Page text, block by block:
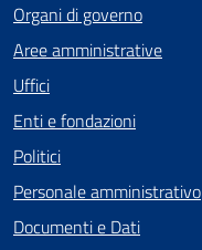
Organi di governo
Aree amministrative
Uffici
Enti e fondazioni
Politici
Personale amministrativo
Documenti e Dati